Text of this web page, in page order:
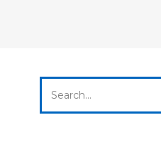
Lists
Highlights
Title & Subtitle
for: